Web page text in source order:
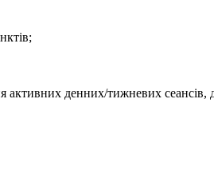
активних денних/тижневих сеансів,